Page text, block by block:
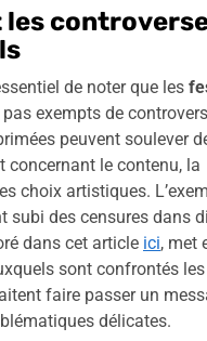
les
de noter que les
exempts de
peuvent soulever
concernant le contenu, la
choix artistiques.
subi des censures dans
dans cet article ici, met
sont confrontés les
faire passer un
délicates.